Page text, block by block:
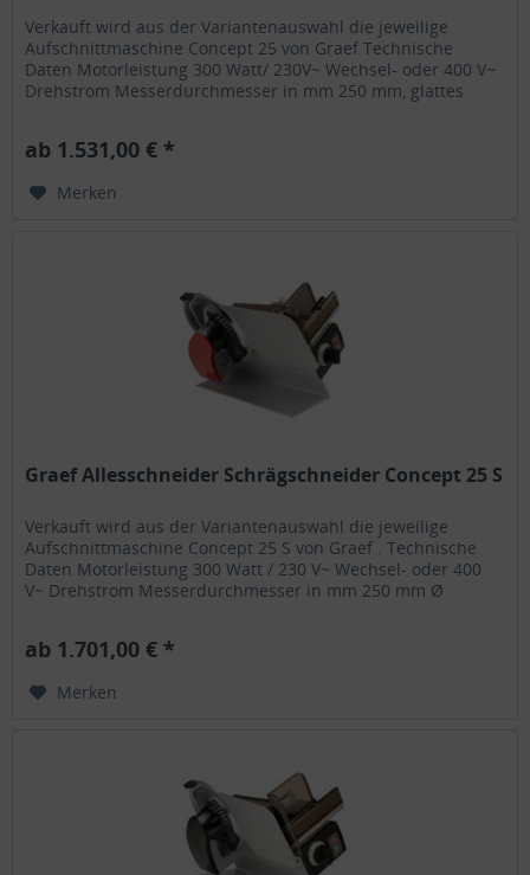
Verkauft wird aus der Variantenauswahl die jeweilige
Aufschnittmaschine Concept 25 von Graef Technische
Daten Motorleistung 300 Watt/ 230V~ Wechsel- oder 400 V~
Drehstrom Messerdurchmesser in mm 250 mm, glattes
ab 1.531,00 € *
Merken
Graef Allesschneider Schrägschneider Concept 25 S
Verkauft wird aus der Variantenauswahl die jeweilige
Aufschnittmaschine Concept 25 S von Graef . Technische
Daten Motorleistung 300 Watt / 230 V~ Wechsel- oder 400
V~ Drehstrom Messerdurchmesser in mm 250 mm Ø
ab 1.701,00 € *
Merken